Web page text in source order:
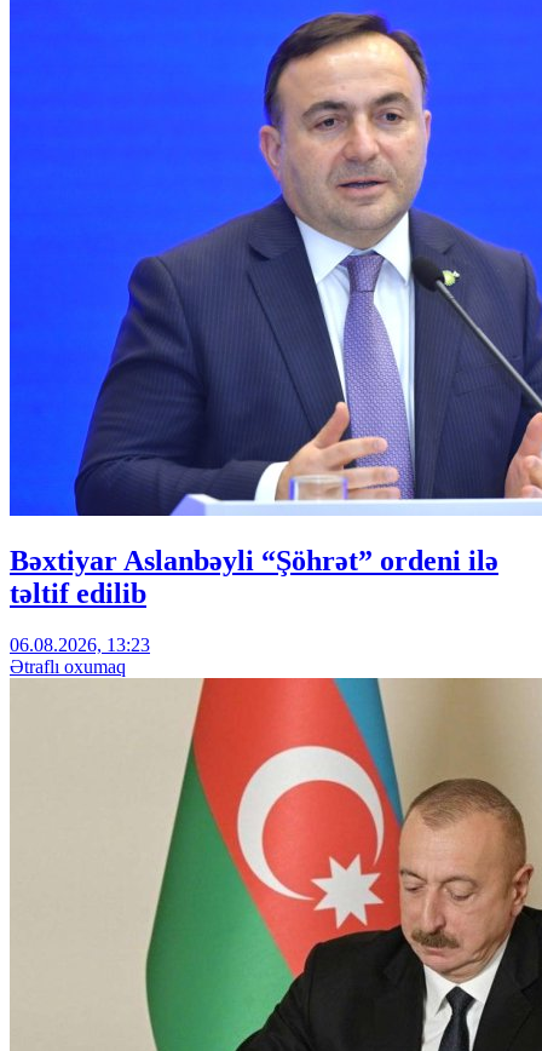
Bəxtiyar Aslanbəyli “Şöhrət” ordeni ilə
təltif edilib
06.08.2026, 13:23
Ətraflı oxumaq